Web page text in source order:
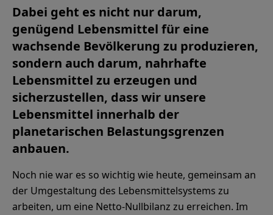
Dabei geht es nicht nur darum,
genügend Lebensmittel für eine
wachsende Bevölkerung zu produzieren,
sondern auch darum, nahrhafte
Lebensmittel zu erzeugen und
sicherzustellen, dass wir unsere
Lebensmittel innerhalb der
planetarischen Belastungsgrenzen
anbauen.
Noch nie war es so wichtig wie heute, gemeinsam an
der Umgestaltung des Lebensmittelsystems zu
arbeiten, um eine Netto-Nullbilanz zu erreichen. Im